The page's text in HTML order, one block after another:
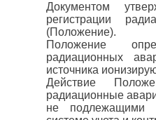
Документом
регистрации
(Положение).
Положение
радиационных
источника
Действие
радиационные
не подлежащими